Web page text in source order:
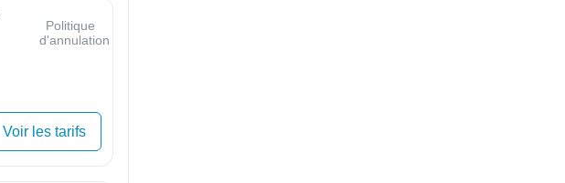
Politique
d'annulation
Voir les tarifs